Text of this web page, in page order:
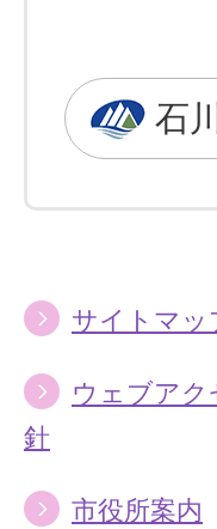
石
サイトマッ
ウェブア
針
市役所案内